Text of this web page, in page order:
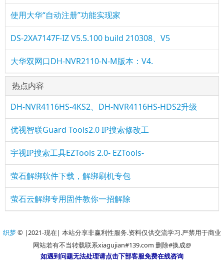
使用大华“自动注册”功能实现家
DS-2XA7147F-IZ V5.5.100 build 210308、V5
大华双网口DH-NVR2110-N-M版本：V4.
热点内容
DH-NVR4116HS-4KS2、DH-NVR4116HS-HDS2升级
优视智联Guard Tools2.0 IP搜索修改工
宇视IP搜索工具EZTools 2.0- EZTools-
萤石解绑软件下载，解绑刷机专包
萤石云解绑专用固件教你一招解除
织梦© |2021-现在| 本站分享非赢利性服务.资料仅供交流学习.严禁用于商业
网站若有不当转载联系xiagujian#139.com 删除#换成@
如遇到问题无法处理请点击下部客服免费在线咨询